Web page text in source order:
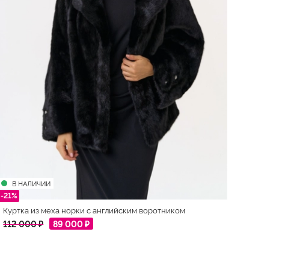
В НАЛИЧИИ
-21%
Куртка из меха норки с английским воротником
112 000 ₽ 89 000 ₽